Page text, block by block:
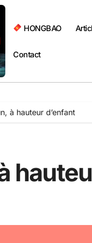
HONGBAO
Contact
à hauteur d’enfant